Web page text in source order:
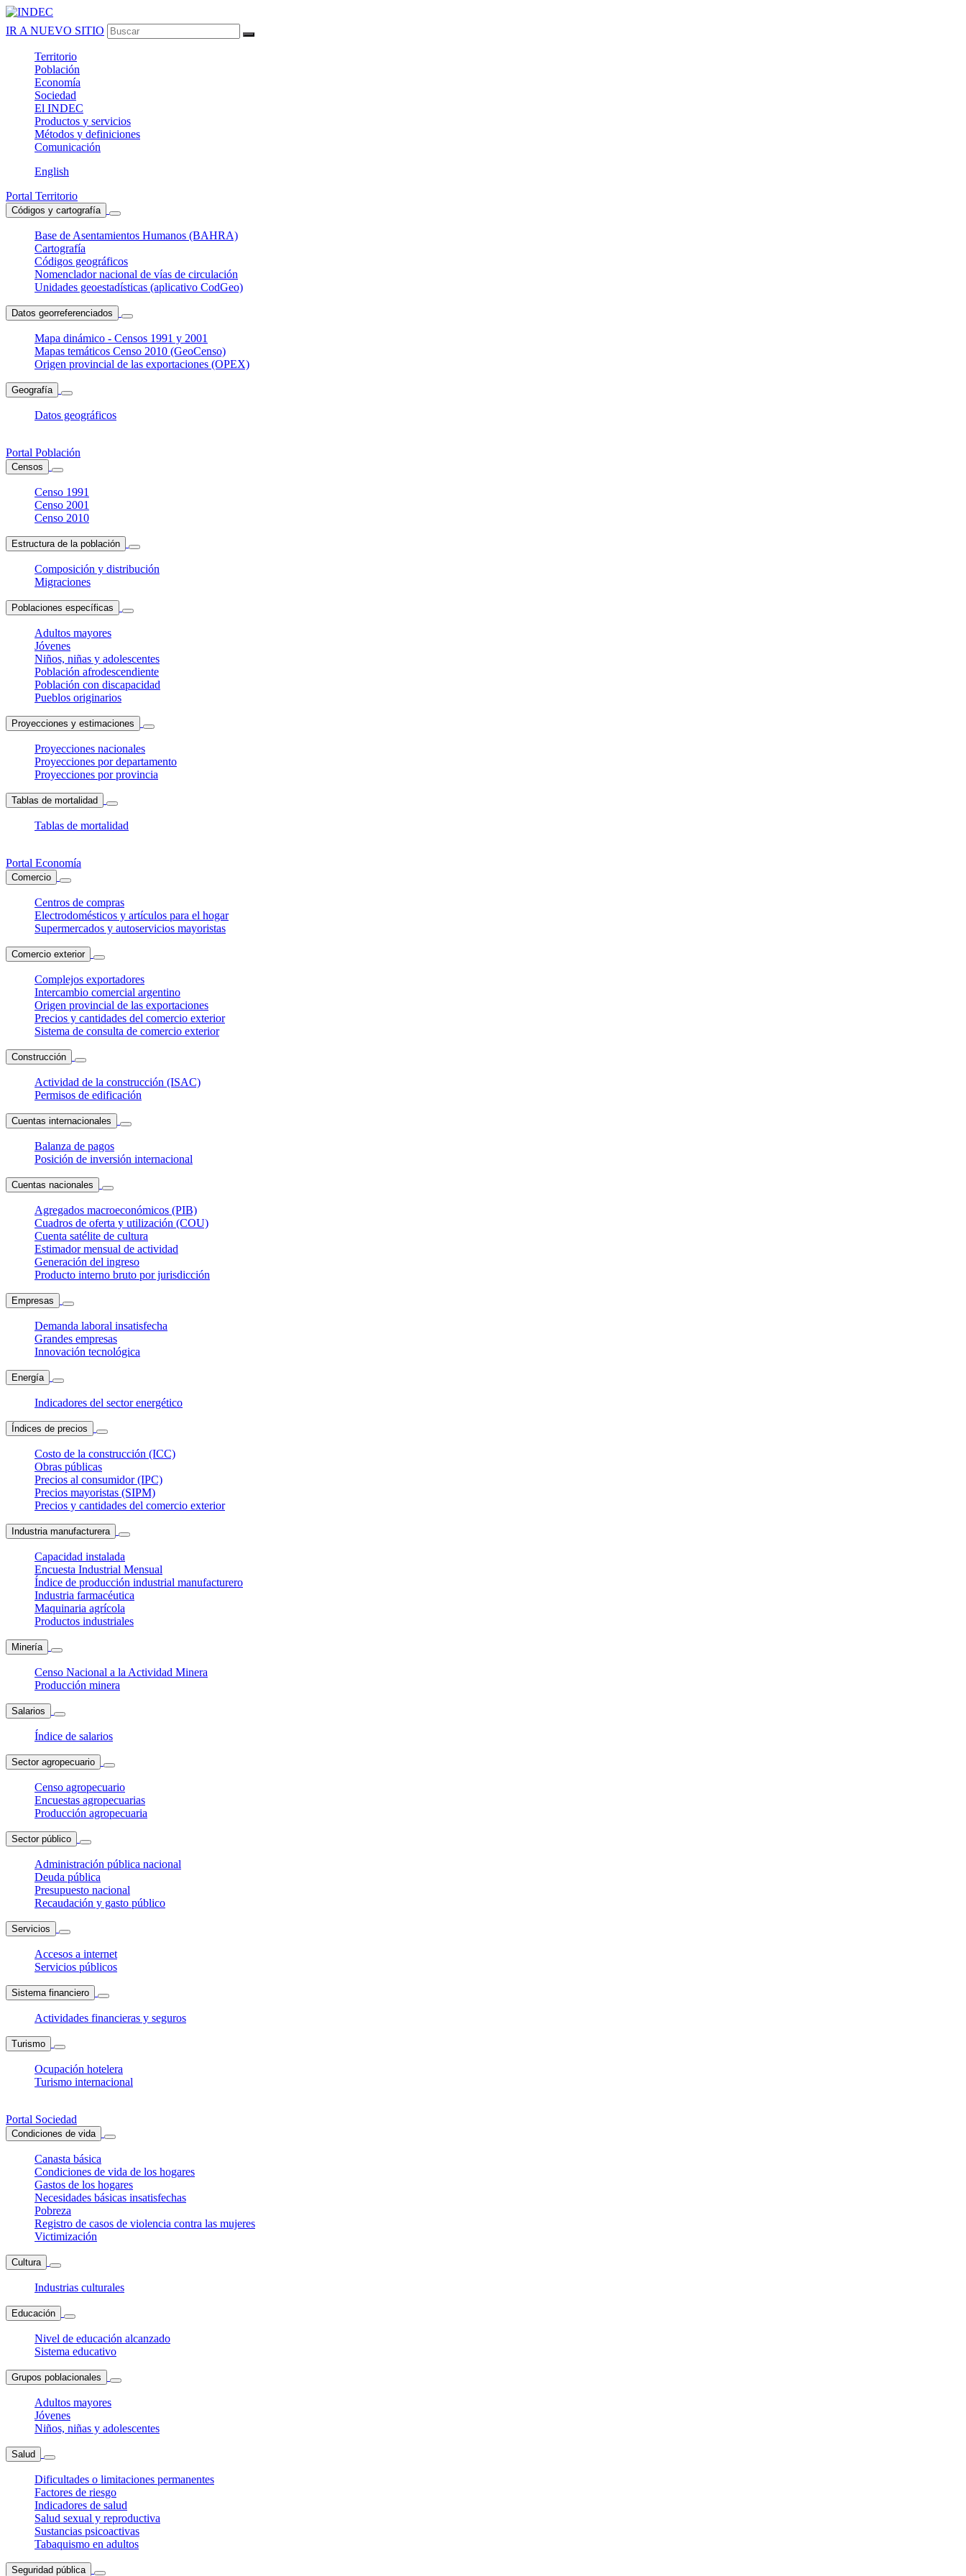
IR A NUEVO SITIO
Territorio
Población
Economía
Sociedad
El INDEC
Productos y servicios
Métodos y definiciones
Comunicación
English
Portal Territorio
Códigos y cartografía
Base de Asentamientos Humanos (BAHRA)
Cartografía
Códigos geográficos
Nomenclador nacional de vías de circulación
Unidades geoestadísticas (aplicativo CodGeo)
Datos georreferenciados
Mapa dinámico - Censos 1991 y 2001
Mapas temáticos Censo 2010 (GeoCenso)
Origen provincial de las exportaciones (OPEX)
Geografía
Datos geográficos
Portal Población
Censos
Censo 1991
Censo 2001
Censo 2010
Estructura de la población
Composición y distribución
Migraciones
Poblaciones específicas
Adultos mayores
Jóvenes
Niños, niñas y adolescentes
Población afrodescendiente
Población con discapacidad
Pueblos originarios
Proyecciones y estimaciones
Proyecciones nacionales
Proyecciones por departamento
Proyecciones por provincia
Tablas de mortalidad
Tablas de mortalidad
Portal Economía
Comercio
Centros de compras
Electrodomésticos y artículos para el hogar
Supermercados y autoservicios mayoristas
Comercio exterior
Complejos exportadores
Intercambio comercial argentino
Origen provincial de las exportaciones
Precios y cantidades del comercio exterior
Sistema de consulta de comercio exterior
Construcción
Actividad de la construcción (ISAC)
Permisos de edificación
Cuentas internacionales
Balanza de pagos
Posición de inversión internacional
Cuentas nacionales
Agregados macroeconómicos (PIB)
Cuadros de oferta y utilización (COU)
Cuenta satélite de cultura
Estimador mensual de actividad
Generación del ingreso
Producto interno bruto por jurisdicción
Empresas
Demanda laboral insatisfecha
Grandes empresas
Innovación tecnológica
Energía
Indicadores del sector energético
Índices de precios
Costo de la construcción (ICC)
Obras públicas
Precios al consumidor (IPC)
Precios mayoristas (SIPM)
Precios y cantidades del comercio exterior
Industria manufacturera
Capacidad instalada
Encuesta Industrial Mensual
Índice de producción industrial manufacturero
Industria farmacéutica
Maquinaria agrícola
Productos industriales
Minería
Censo Nacional a la Actividad Minera
Producción minera
Salarios
Índice de salarios
Sector agropecuario
Censo agropecuario
Encuestas agropecuarias
Producción agropecuaria
Sector público
Administración pública nacional
Deuda pública
Presupuesto nacional
Recaudación y gasto público
Servicios
Accesos a internet
Servicios públicos
Sistema financiero
Actividades financieras y seguros
Turismo
Ocupación hotelera
Turismo internacional
Portal Sociedad
Condiciones de vida
Canasta básica
Condiciones de vida de los hogares
Gastos de los hogares
Necesidades básicas insatisfechas
Pobreza
Registro de casos de violencia contra las mujeres
Victimización
Cultura
Industrias culturales
Educación
Nivel de educación alcanzado
Sistema educativo
Grupos poblacionales
Adultos mayores
Jóvenes
Niños, niñas y adolescentes
Salud
Dificultades o limitaciones permanentes
Factores de riesgo
Indicadores de salud
Salud sexual y reproductiva
Sustancias psicoactivas
Tabaquismo en adultos
Seguridad pública